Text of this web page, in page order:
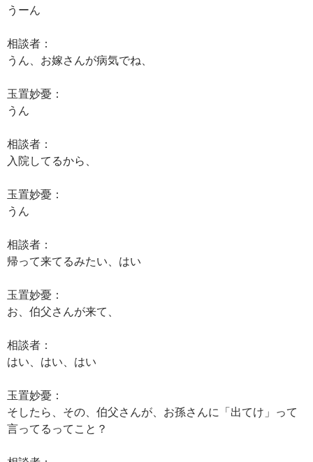
うーん
相談者：
うん、お嫁さんが病気でね、
玉置妙憂：
うん
相談者：
入院してるから、
玉置妙憂：
うん
相談者：
帰って来てるみたい、はい
玉置妙憂：
お、伯父さんが来て、
相談者：
はい、はい、はい
玉置妙憂：
そしたら、その、伯父さんが、お孫さんに「出てけ」って
言ってるってこと？